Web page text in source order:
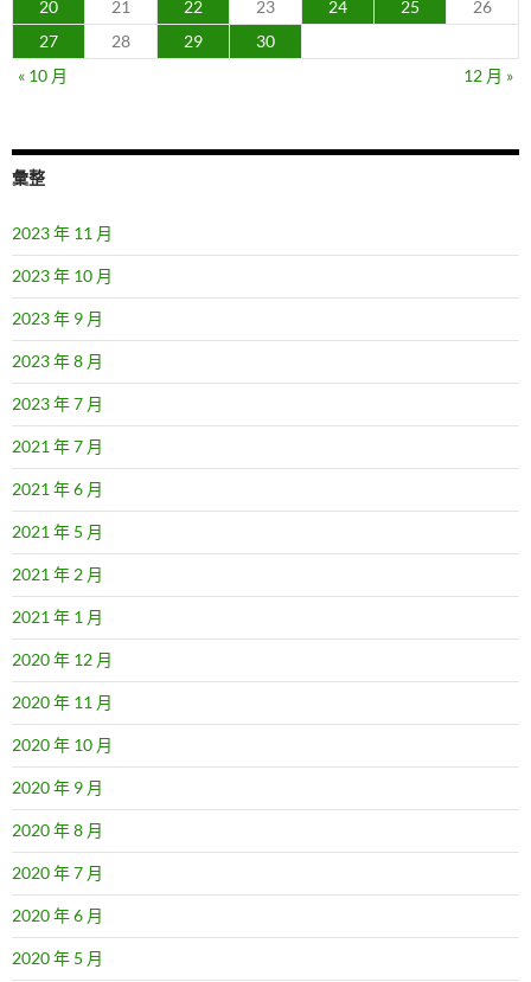
20
21 22 23 24 25
26
27
28 29
30
« 10 月
12 月 »
彙整
2023 年 11 月
2023 年 10 月
2023 年 9 月
2023 年 8 月
2023 年 7 月
2021 年 7 月
2021 年 6 月
2021 年 5 月
2021 年 2 月
2021 年 1 月
2020 年 12 月
2020 年 11 月
2020 年 10 月
2020 年 9 月
2020 年 8 月
2020 年 7 月
2020 年 6 月
2020 年 5 月